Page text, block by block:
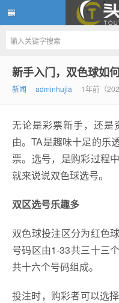
头条中国网
新手入门，双色球如
新闻 adminhujia 1年前（
无论是彩票新手，还是
由。TA是趣味十足的乐
票。选号，是购彩过程
就来说说双色球选号。
双区选号乐趣多
双色球投注区分为红色
号码区由1-33共三十三
共十六个号码组成。
投注时，购彩者可以选